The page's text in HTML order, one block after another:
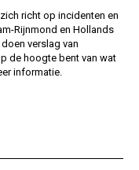
richt op incidenten en
Rijnmond en Hollands
verslag van
de hoogte bent van wat
informatie.